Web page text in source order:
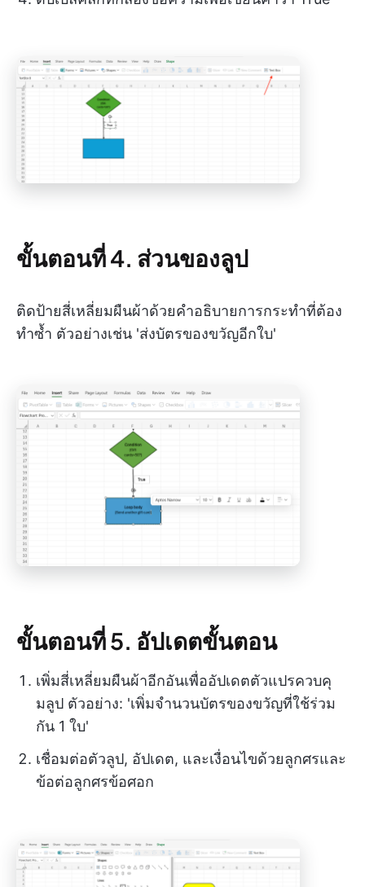
ขั้นตอนที่ 4. ส่วนของลูป
ติดป้ายสี่เหลี่ยมผืนผ้าด้วยคำอธิบายการกระทำที่ต้อง
ทำซ้ำ ตัวอย่างเช่น 'ส่งบัตรของขวัญอีกใบ'
ขั้นตอนที่ 5. อัปเดตขั้นตอน
เพิ่มสี่เหลี่ยมผืนผ้าอีกอันเพื่ออัปเดตตัวแปรควบคุ
มลูป ตัวอย่าง: 'เพิ่มจำนวนบัตรของขวัญที่ใช้ร่วม
กัน 1 ใบ'
เชื่อมต่อตัวลูป, อัปเดต, และเงื่อนไขด้วยลูกศรและ
ข้อต่อลูกศรข้อศอก